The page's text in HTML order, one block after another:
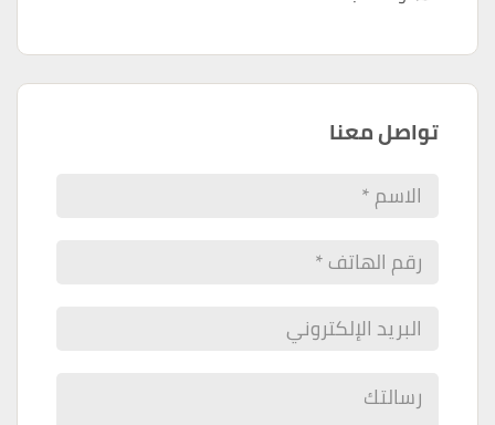
تواصل معنا